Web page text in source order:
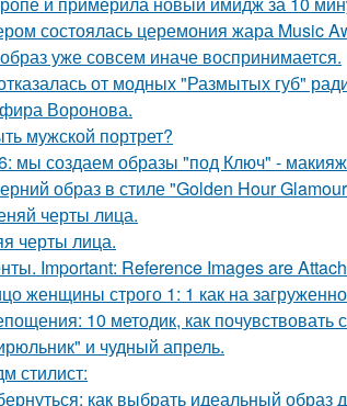
состоялась церемония жара Music
уже совсем иначе воспринимается.
от модных "Размытых губ"
Воронова.
мужской портрет?
мы создаем образы "под Ключ" - макияж
образ в стиле "Golden Hour
черты лица.
черты лица.
Important: Reference Images are
женщины строго 1: 1 как на
10 методик, как почувствовать
и чудный апрель.
стилист:
как выбрать идеальный образ